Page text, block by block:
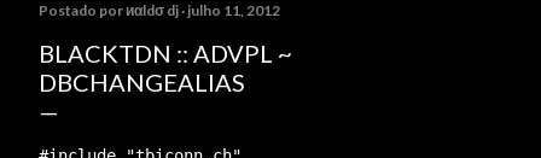
Postado por иαldσ dj julho 11, 2012
BLACKTDN :: ADVPL ~
DBCHANGEALIAS